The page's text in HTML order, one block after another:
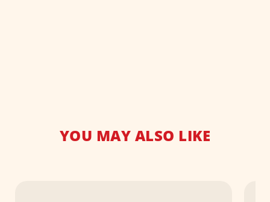
YOU MAY ALSO LIKE